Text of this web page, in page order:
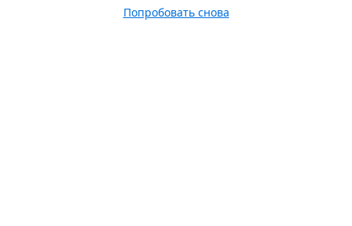
Попробовать снова